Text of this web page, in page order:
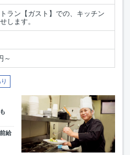
ラン【ガスト】での、キッチン
します。
～
給